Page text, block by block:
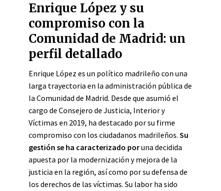
Enrique López y su
compromiso con la
Comunidad de Madrid: un
perfil detallado
Enrique López es un político madrileño con una
larga trayectoria en la administración pública de
la Comunidad de Madrid. Desde que asumió el
cargo de Consejero de Justicia, Interior y
Víctimas en 2019, ha destacado por su firme
compromiso con los ciudadanos madrileños. Su
gestión se ha caracterizado poruna decidida
apuesta por la modernización y mejora de la
justicia en la región, así como por su defensa de
los derechos de las víctimas. Su labor ha sido